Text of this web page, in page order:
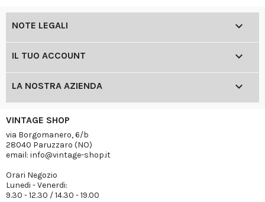
NOTE LEGALI 
IL TUO ACCOUNT 
LA NOSTRA AZIENDA 
VINTAGE SHOP
via Borgomanero, 6/b
28040 Paruzzaro (NO)
email: info@vintage-shop.it
Orari Negozio
Lunedi - Venerdi:
9.30 - 12.30 / 14.30 - 19.00